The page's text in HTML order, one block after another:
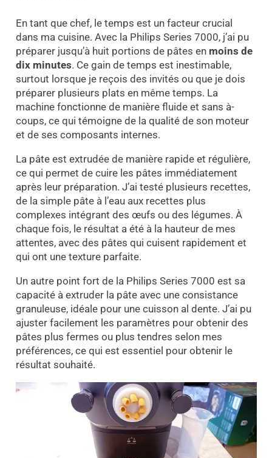
En tant que chef, le temps est un facteur crucial
dans ma cuisine. Avec la Philips Series 7000, j’ai pu
préparer jusqu’à huit portions de pâtes en moins de
dix minutes. Ce gain de temps est inestimable,
surtout lorsque je reçois des invités ou que je dois
préparer plusieurs plats en même temps. La
machine fonctionne de manière fluide et sans à-
coups, ce qui témoigne de la qualité de son moteur
et de ses composants internes.
La pâte est extrudée de manière rapide et régulière,
ce qui permet de cuire les pâtes immédiatement
après leur préparation. J’ai testé plusieurs recettes,
de la simple pâte à l’eau aux recettes plus
complexes intégrant des œufs ou des légumes. À
chaque fois, le résultat a été à la hauteur de mes
attentes, avec des pâtes qui cuisent rapidement et
qui ont une texture parfaite.
Un autre point fort de la Philips Series 7000 est sa
capacité à extruder la pâte avec une consistance
granuleuse, idéale pour une cuisson al dente. J’ai pu
ajuster facilement les paramètres pour obtenir des
pâtes plus fermes ou plus tendres selon mes
préférences, ce qui est essentiel pour obtenir le
résultat souhaité.